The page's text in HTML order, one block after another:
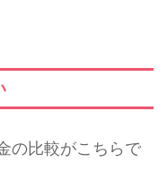
の比較がこちらで